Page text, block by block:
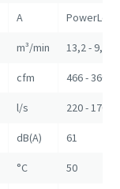
A PowerLock
m³/min 13,2 - 9,72
cfm 466 - 360
l/s 220 - 170
dB(A) 61
°C 50